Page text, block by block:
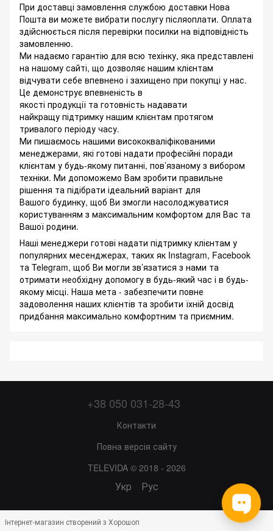
При доставці замовлення службою доставки Нова
Пошта ви можете вибрати послугу післяоплати. Оплата
здійснюється після перевірки посилки на відповідність
замовленню.
Ми надаємо гарантію для всю техінку, яка представлені
на нашому сайті, що дозволяє нашим клієнтам
відчувати себе впевнено і захищено при покупці у нас.
Це демонструє впевненість в
якості продукції та готовність надавати
найкращу підтримку нашим клієнтам протягом
тривалого періоду часу.
Ми пишаємось нашими висококваліфікованими
менеджерами, які готові надати професійні поради
клієнтам у будь-якому питанні, пов’язаному з вибором
техніки. Ми допоможемо Вам зробити правильне
рішення та підібрати ідеальний варіант для
Вашого будинку, щоб Ви змогли насолоджуватися
користуванням з максимальним комфортом для Вас та
Вашої родини.
Наші менеджери готові надати підтримку клієнтам у
популярних месенджерах, таких як Instagram, Facebook
та Telegram, щоб Ви могли зв’язатися з нами та
отримати необхідну допомогу в будь-який час і в будь-
якому місці. Наша мета - забезпечити повне
задоволення наших клієнтів та зробити їхній досвід
придбання максимально комфортним та приємним.
+38 050 031-28-43
Контакти
Повна версія сайту
TELEVIDA © 2018 - 2026
Укр Рус
Інтернет-магазин створений з Хорошоп